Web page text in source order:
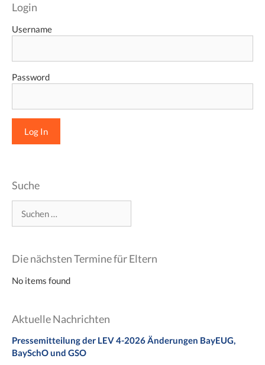
Login
Username
Password
Suche
nach:
Die nächsten Termine für Eltern
No items found
Aktuelle Nachrichten
Pressemitteilung der LEV 4-2026 Änderungen BayEUG,
BaySchO und GSO